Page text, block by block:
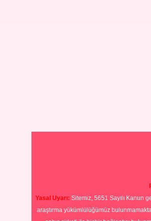
Yasal Uyarı: Sitemiz, 5651 Sayılı Kanun
araştırma yükümlülüğümüz